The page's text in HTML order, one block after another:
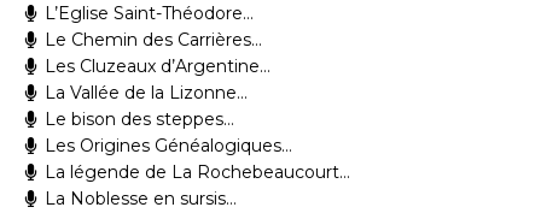
L’Eglise Saint-Théodore…
Le Chemin des Carrières…
Les Cluzeaux d’Argentine…
La Vallée de la Lizonne…
Le bison des steppes…
Les Origines Généalogiques…
La légende de La Rochebeaucourt…
La Noblesse en sursis…